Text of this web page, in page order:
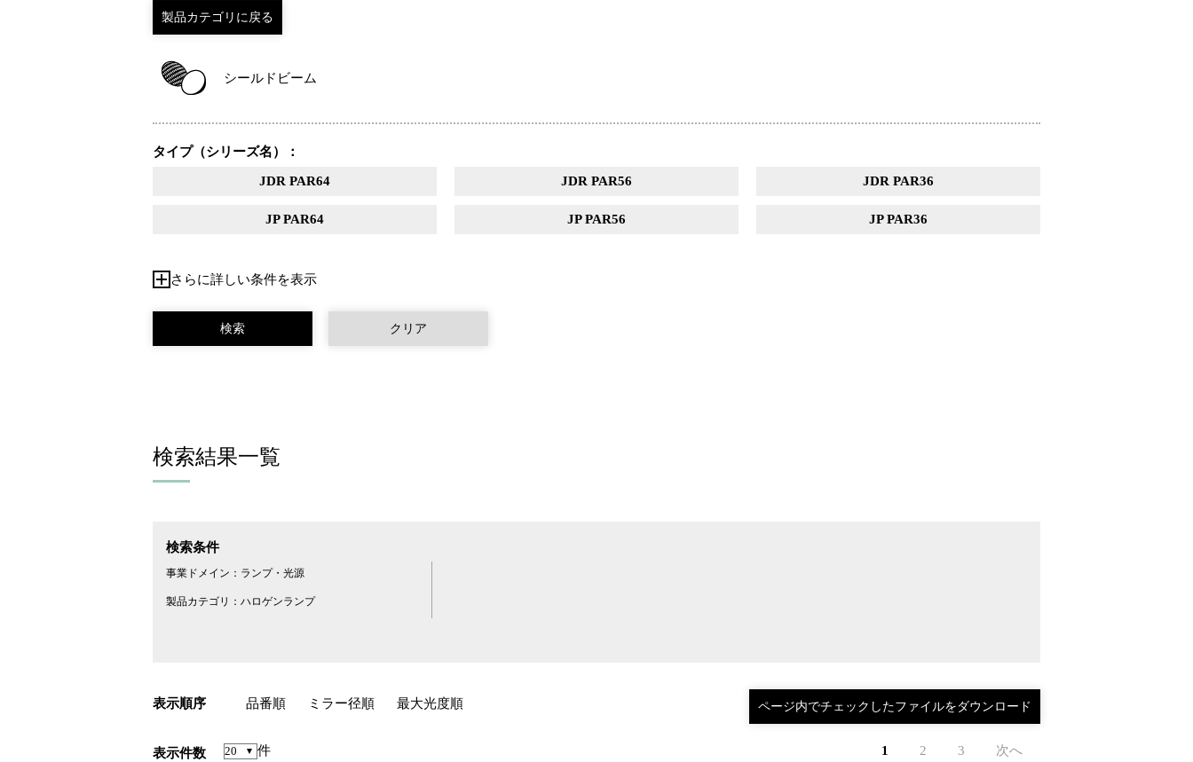
シールドビーム
タイプ（シリーズ名）：
JDR PAR64 JDR PAR56 JDR PAR36
JP PAR64 JP PAR56 JP PAR36
さらに詳しい条件を表示
検索結果一覧
検索条件
事業ドメイン： ランプ・光源
製品カテゴリ： ハロゲンランプ
表示順序 品番順 ミラー径順 最大光度順
表示件数 件 1 2 3 次へ